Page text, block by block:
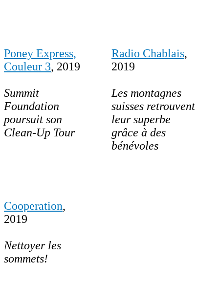
Poney Express,
Couleur 3, 2019
Summit
Foundation
poursuit son
Clean-Up Tour
Radio Chablais,
2019
Les montagnes
suisses retrouvent
leur superbe
grâce à des
bénévoles
Cooperation,
2019
Nettoyer les
sommets!